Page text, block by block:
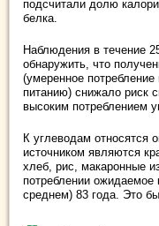
подсчитали долю
белка.
Наблюдения в течение
обнаружить, что
(умеренное
питанию) снижало риск
высоким потреблением
К углеводам относятся
источником являются
хлеб, рис, макаронные
потреблении ожидаемое
среднем) 83 года. Это